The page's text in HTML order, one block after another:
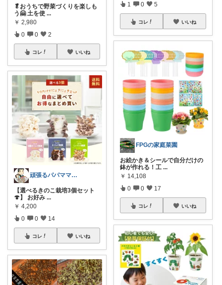
🥬おうちで野菜づくりを楽しも
う🤗 土を使 ...
￥ 2,980
0 0 2
コレ いいね
頑張るパパママ応援隊@育児・子供用品紹介
【選べるきのこ栽培3個セット
🍄】 お好み ...
￥ 4,200
0 0 14
コレ いいね
1 0 5
コレ いいね
FPGの家庭菜園
お絵かき＆シールで自分だけの
鉢が作れる！工 ...
￥ 14,108
0 0 17
コレ いいね